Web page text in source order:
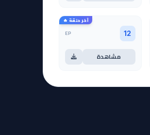
آخر حلقة 🔥
12
EP
مشاهدة